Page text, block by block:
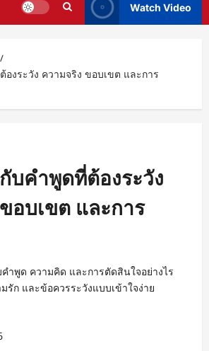
Watch Video
งระวัง ความจริง ขอบเขต และการ
บคำพูดที่ต้องระวัง
อบเขต และการ
ำพูด ความคิด และการตัดสินใจอย่างไร
รัก และข้อควรระวังแบบเข้าใจง่าย